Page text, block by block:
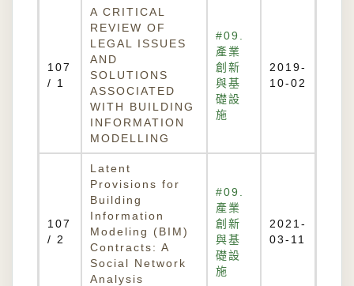
107
/ 1
A CRITICAL
REVIEW OF
LEGAL ISSUES
AND
SOLUTIONS
ASSOCIATED
WITH BUILDING
INFORMATION
MODELLING
#09.
產業
創新
與基
礎設
施
2019-
10-02
107
/ 2
Latent
Provisions for
Building
Information
Modeling (BIM)
Contracts: A
Social Network
Analysis
#09.
產業
創新
與基
礎設
施
2021-
03-11